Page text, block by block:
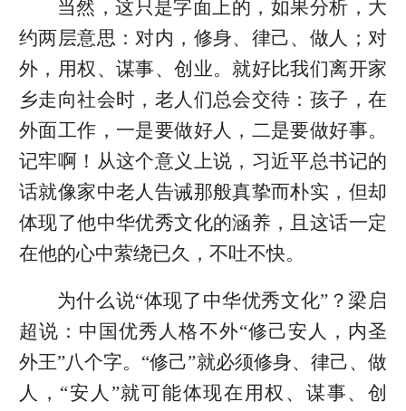
当然，这只是字面上的，如果分析，大
约两层意思：对内，修身、律己、做人；对
外，用权、谋事、创业。就好比我们离开家
乡走向社会时，老人们总会交待：孩子，在
外面工作，一是要做好人，二是要做好事。
记牢啊！从这个意义上说，习近平总书记的
话就像家中老人告诫那般真挚而朴实，但却
体现了他中华优秀文化的涵养，且这话一定
在他的心中萦绕已久，不吐不快。
为什么说“体现了中华优秀文化”？梁启
超说：中国优秀人格不外“修己安人，内圣
外王”八个字。“修己”就必须修身、律己、做
人，“安人”就可能体现在用权、谋事、创